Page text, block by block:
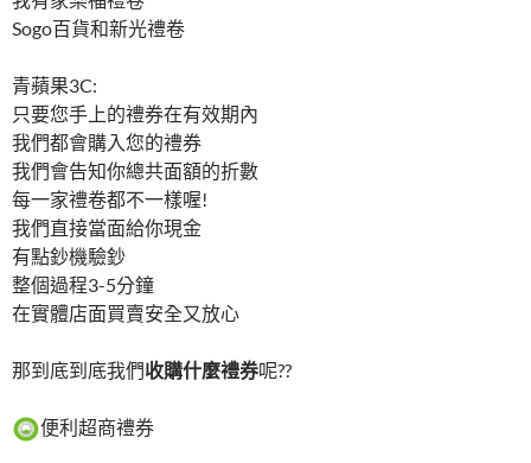
Sogo百貨和新光禮卷
青蘋果3C:
只要您手上的禮券在有效期內
我們都會購入您的禮券
我們會告知你總共面額的折數
每一家禮卷都不一樣喔!
我們直接當面給你現金
有點鈔機驗鈔
整個過程3-5分鐘
在實體店面買賣安全又放心
那到底到底我們收購什麼禮券呢??
便利超商禮券